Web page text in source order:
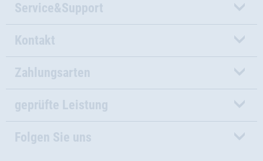
Service&Support
Kontakt
Zahlungsarten
geprüfte Leistung
Folgen Sie uns